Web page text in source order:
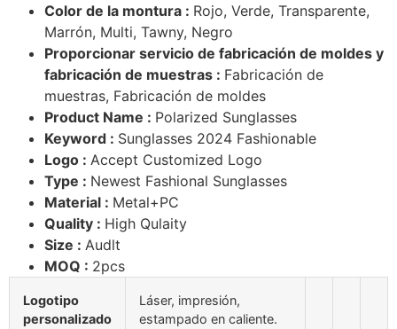
Color de la montura : Rojo, Verde, Transparente,
Marrón, Multi, Tawny, Negro
Proporcionar servicio de fabricación de moldes y
fabricación de muestras : Fabricación de
muestras, Fabricación de moldes
Product Name : Polarized Sunglasses
Keyword : Sunglasses 2024 Fashionable
Logo : Accept Customized Logo
Type : Newest Fashional Sunglasses
Material : Metal+PC
Quality : High Qulaity
Size : Audlt
MOQ : 2pcs
Logotipo
personalizado
Láser, impresión,
estampado en caliente.